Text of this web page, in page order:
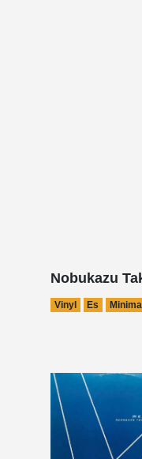
Nobukazu
Vinyl Es Minimal